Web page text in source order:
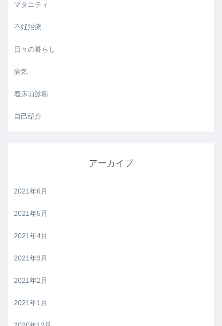
マタニティ
不妊治療
日々の暮らし
病気
着床前診断
自己紹介
アーカイブ
2021年6月
2021年5月
2021年4月
2021年3月
2021年2月
2021年1月